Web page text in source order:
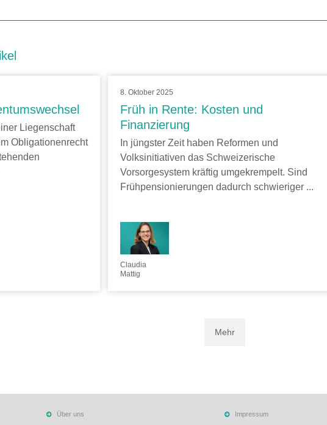
Liegenschaft
Obligationenrecht
8. Oktober 2025
Früh in Rente: Kosten und
Finanzierung
In jüngster Zeit haben Reformen und
Volksinitiativen das Schweizerische
Vorsorgesystem kräftig umgekrempelt. Sind
Frühpensionierungen dadurch schwieriger ...
Claudia
Mattig
Mehr
Über uns Impressum